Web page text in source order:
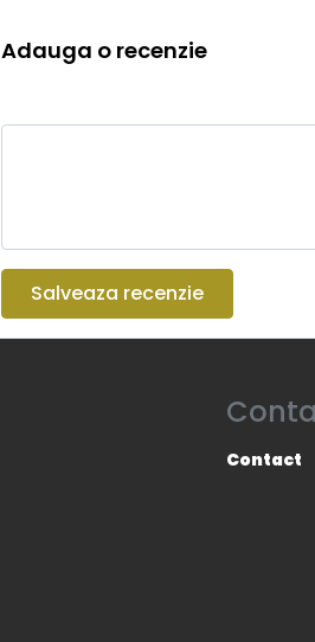
Adauga o recenzie
Salveaza recenzie
Contact